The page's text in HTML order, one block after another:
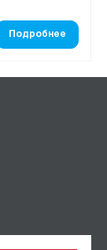
Подробнее